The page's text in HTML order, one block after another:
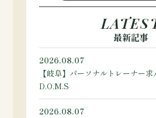
最新記事
2026.08.07
【岐阜】パーソナルトレーナー求
D.O.M.S
2026.08.07